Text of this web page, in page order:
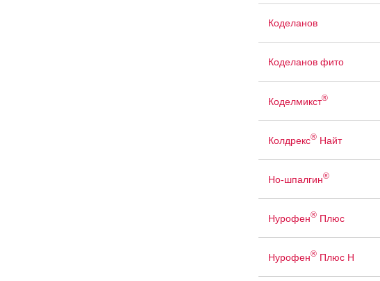
Коделанов
Коделанов фито
Коделмикст®
Колдрекс®Найт
Но-шпалгин®
Нурофен®Плюс
Нурофен®Плюс Н